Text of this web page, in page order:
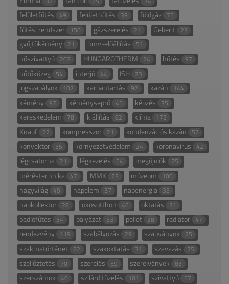
felületfűtés 49 felülethűtés 39 földgáz 75
fűtési rendszer 150 gázszerelés 21 Geberit 23
gyűjtőkémény 21 hmv-előállítás 51
hőszivattyú 202 HUNGAROTHERM 24 hűtés 97
hűtőközeg 54 interjú 44 ISH 23
jogszabályok 102 karbantartás 92 kazán 144
kémény 97 kéményseprő 45 képzés 35
kereskedelem 78 kiállítás 82 klíma 173
Knauf 22 kompresszor 21 kondenzációs kazán 52
konvektor 35 környezetvédelem 24 koronavírus 42
légcsatorna 21 légkezelés 54 megújulók 25
méréstechnika 47 MMK 23 múzeum 100
nagyvilág 49 napelem 37 napenergia 35
napkollektor 28 okosotthon 46 oktatás 31
padlófűtés 34 pályázat 53 pellet 28 radiátor 47
rendezvény 119 szabályozás 29 szabványok 25
szakmatörténet 22 szakoktatás 31 szavazás 35
szellőztetés 70 szerelés 59 szerelvények 83
szerszámok 40 szilárd tüzelés 101 szivattyú 57